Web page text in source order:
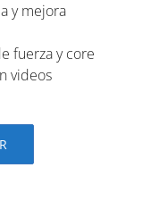
y mejora
fuerza y core
videos